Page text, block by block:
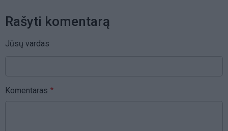
Rašyti komentarą
Jūsų vardas
Komentaras